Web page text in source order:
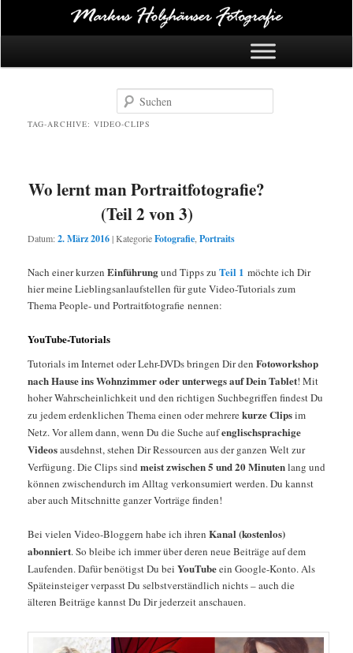
Suchen
TAG-ARCHIVE: VIDEO-CLIPS
Wo lernt man Portraitfotografie?
(Teil 2 von 3)
Datum:2. März 2016|KategorieFotografie,Portraits
Nach einer kurzen Einführungund Tipps zu Teil 1 möchte ich Dir
hier meine Lieblingsanlaufstellen für gute Video-Tutorials zum
Thema People- und Portraitfotografie nennen:
YouTube-Tutorials
Tutorials im Internet oder Lehr-DVDs bringen Dir den Fotoworkshop
nach Hause ins Wohnzimmer oder unterwegs auf Dein Tablet! Mit
hoher Wahrscheinlichkeit und den richtigen Suchbegriffen findest Du
zu jedem erdenklichen Thema einen oder mehrerekurze Clipsim
Netz. Vor allem dann, wenn Du die Suche aufenglischsprachige
Videosausdehnst, stehen Dir Ressourcen aus der ganzen Welt zur
Verfügung. Die Clips sind meist zwischen 5 und 20 Minutenlang und
können zwischendurch im Alltag verkonsumiert werden. Du kannst
aber auch Mitschnitte ganzer Vorträge finden!
Bei vielen Video-Bloggern habe ich ihren Kanal (kostenlos)
abonniert. So bleibe ich immer über deren neue Beiträge auf dem
Laufenden. Dafür benötigst Du bei YouTubeein Google-Konto. Als
Späteinsteiger verpasst Du selbstverständlich nichts – auch die
älteren Beiträge kannst Du Dir jederzeit anschauen.